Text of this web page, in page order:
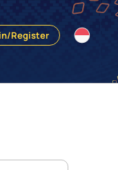
Register